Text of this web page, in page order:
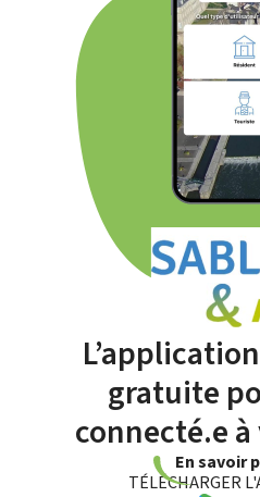
gratuite
connecté.e
En savoir
TÉLÉCHARGER